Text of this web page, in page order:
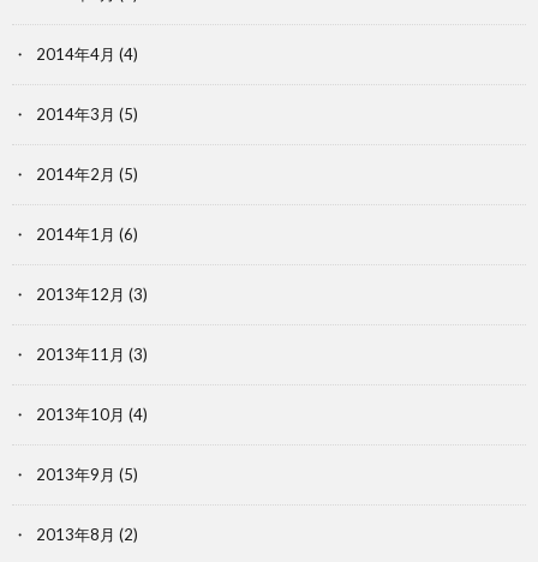
2014年4月 (4)
2014年3月 (5)
2014年2月 (5)
2014年1月 (6)
2013年12月 (3)
2013年11月 (3)
2013年10月 (4)
2013年9月 (5)
2013年8月 (2)